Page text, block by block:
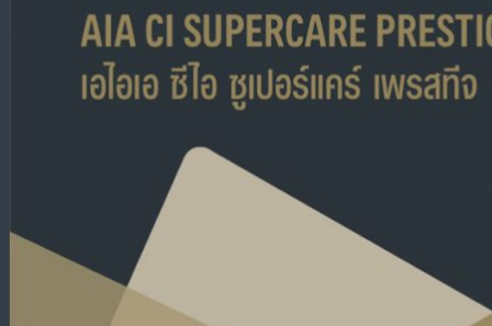
ประกันสุขภาพ AIA
รางวัล
บทความ
สมัครตัวแทนขายประกัน AIA
ติดต่อเรา